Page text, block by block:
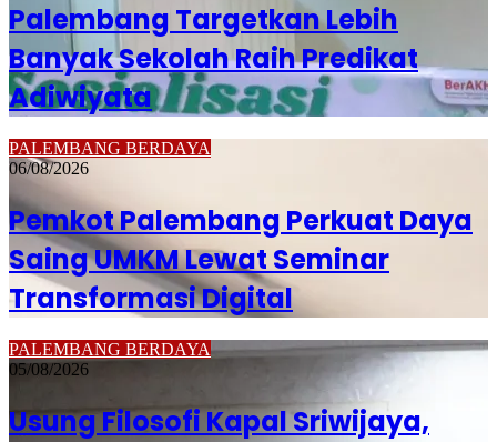
Palembang Targetkan Lebih
Banyak Sekolah Raih Predikat
Adiwiyata
PALEMBANG BERDAYA
06/08/2026
Pemkot Palembang Perkuat Daya
Saing UMKM Lewat Seminar
Transformasi Digital
PALEMBANG BERDAYA
05/08/2026
Usung Filosofi Kapal Sriwijaya,